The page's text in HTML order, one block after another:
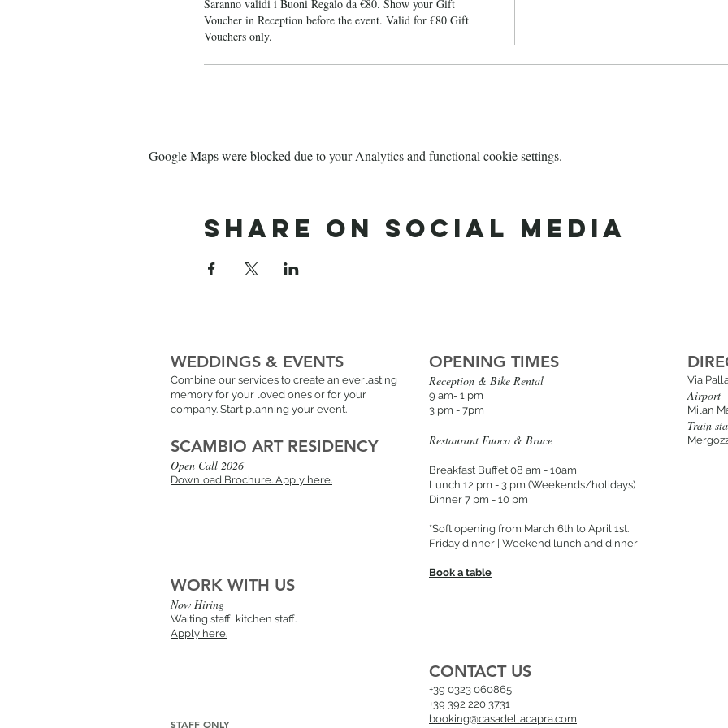
Saranno validi i Buoni Regalo da €80. Show your Gift
Voucher in Reception before the event. Valid for €80 Gift
Vouchers only.
Google Maps were blocked due to your Analytics and functional cookie settings.
Share on social media
WEDDINGS & EVENTS
Combine our services to create an everlasting
memory for your loved ones or for your
company. Start planning your event.
SCAMBIO ART RESIDENCY
Open Call 2026
Download Brochure. Apply here.
WORK WITH US
Now Hiring
Waiting staff, kitchen staff.
Apply here.
OPENING TIMES
Reception & Bike Rental
9 am- 1 pm
3 pm - 7pm
Restaurant Fuoco & Brace
Breakfast Buffet 08 am - 10am
Lunch 12 pm - 3 pm (Weekends/holidays)
Dinner 7 pm - 10 pm
*Soft opening from March 6th to April 1st.
Friday dinner | Weekend lunch and dinner
Book a table
Via
Airport
Milan
Train
STAFF ONLY
CONTACT US
+39 0323 060865
+39 392 220 3731
booking@casadellacapra.com